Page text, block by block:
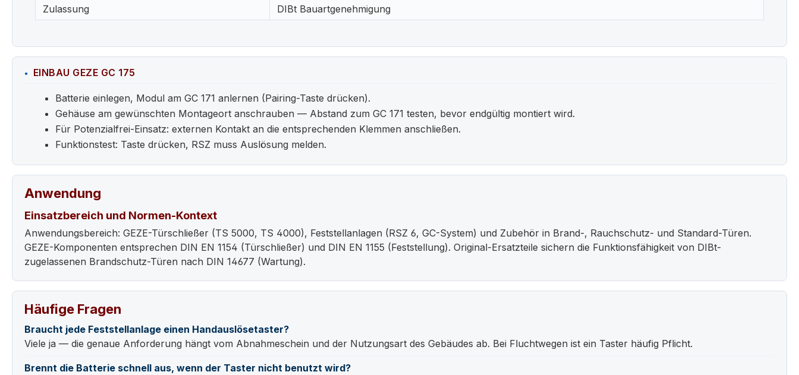
Zulassung
DIBt Bauartgenehmigung
EINBAU GEZE GC 175
Batterie einlegen, Modul am GC 171 anlernen (Pairing-Taste drücken).
Gehäuse am gewünschten Montageort anschrauben — Abstand zum GC 171 testen, bevor endgültig montiert wird.
Für Potenzialfrei-Einsatz: externen Kontakt an die entsprechenden Klemmen anschließen.
Funktionstest: Taste drücken, RSZ muss Auslösung melden.
Anwendung
Einsatzbereich und Normen-Kontext
Anwendungsbereich: GEZE-Türschließer (TS 5000, TS 4000), Feststellanlagen (RSZ 6, GC-System) und Zubehör in Brand-, Rauchschutz- und Standard-Türen.
GEZE-Komponenten entsprechen DIN EN 1154 (Türschließer) und DIN EN 1155 (Feststellung). Original-Ersatzteile sichern die Funktionsfähigkeit von DIBt-
zugelassenen Brandschutz-Türen nach DIN 14677 (Wartung).
Häufige Fragen
Braucht jede Feststellanlage einen Handauslösetaster?
Viele ja — die genaue Anforderung hängt vom Abnahmeschein und der Nutzungsart des Gebäudes ab. Bei Fluchtwegen ist ein Taster häufig Pflicht.
Brennt die Batterie schnell aus, wenn der Taster nicht benutzt wird?